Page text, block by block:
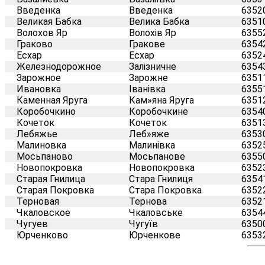
Введенка
Введенка
Великая Бабка
Велика Бабка
Волохов Яр
Волохів Яр
Граково
Гракове
Есхар
Есхар
Железнодорожное
Залізничне
Зарожное
Зарожне
Ивановка
Іванівка
Каменная Яруга
Кам»яна Яруга
Коробочкино
Коробочкине
Кочеток
Кочеток
Лебяжье
Леб»яже
Малиновка
Малинівка
Мосьпаново
Мосьпанове
Новопокровка
Новопокровка
Старая Гнилица
Стара Гнилиця
Старая Покровка
Стара Покровка
Терновая
Тернова
Чкаловское
Чкаловське
Чугуев
Чугуїв
Юрченково
Юрченкове